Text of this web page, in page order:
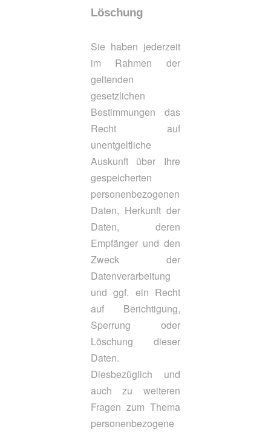
Löschung
Sie haben jederzeit
im Rahmen der
geltenden
gesetzlichen
Bestimmungen das
Recht auf
unentgeltliche
Auskunft über Ihre
gespeicherten
personenbezogenen
Daten, Herkunft der
Daten, deren
Empfänger und den
Zweck der
Datenverarbeitung
und ggf. ein Recht
auf Berichtigung,
Sperrung oder
Löschung dieser
Daten.
Diesbezüglich und
auch zu weiteren
Fragen zum Thema
personenbezogene